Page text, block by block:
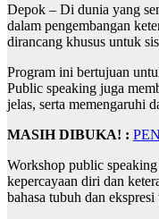
Depok – Di dunia yang
dalam pengembangan
dirancang khusus untuk
Program ini bertujuan
Public speaking juga
jelas, serta memengaruhi
MASIH DIBUKA! :
Workshop public
kepercayaan diri dan
bahasa tubuh dan